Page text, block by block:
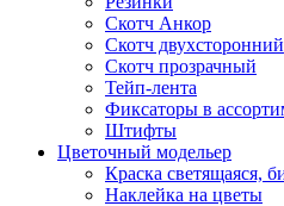
Скотч Анкор
Скотч двухсторонний
Скотч прозрачный
Тейп-лента
Фиксаторы в
Штифты
Цветочный модельер
Краска светящаяся,
Наклейка на цветы